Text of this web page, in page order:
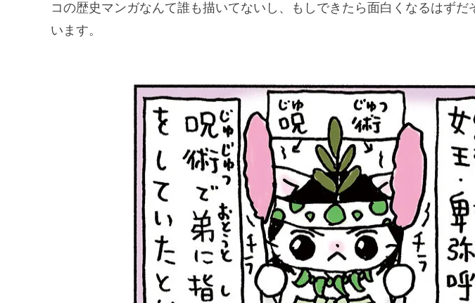
コの歴史マンガなんて誰も描いてないし、もしできたら面白くなるはずだ
います。